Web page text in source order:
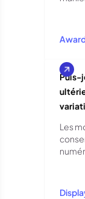
Puis-
Les